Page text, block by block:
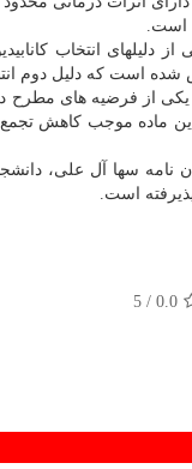
است.
انتخاب
شده است که دلیل دوم
از فرضیه های مطرح در
ماده موجب کاهش
نامه سها آل علی،
است.
0.0
/ 5